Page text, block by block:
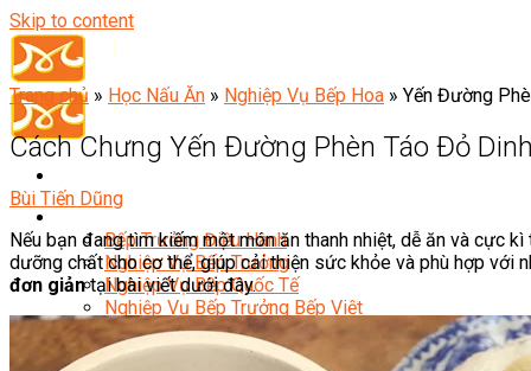
Skip to content
Bếp Trưởng Điều Hành
Nghiệp Vụ Bếp Trưởng
Nghiệp Vụ Bếp Quốc Tế
Nghiệp Vụ Bếp Trưởng Bếp Việt
Nghiệp Vụ Bếp Trưởng Bếp Âu
Nghiệp Vụ Bếp Trưởng Bếp Á
Trang chủ » Học Nấu Ăn » Nghiệp Vụ Bếp Hoa » Yến Đường
Cách Chưng Yến Đường Phèn Táo Đỏ
Bùi Tiến Dũng
Nếu bạn đang tìm kiếm một món ăn thanh nhiệt, dễ ăn và cực
dưỡng chất cho cơ thể, giúp cải thiện sức khỏe và phù hợp với
đơn giảntại bài viết dưới đây.